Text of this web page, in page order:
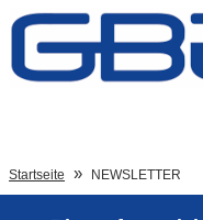
Zum Inhalt
Startseite NEWSLETTER